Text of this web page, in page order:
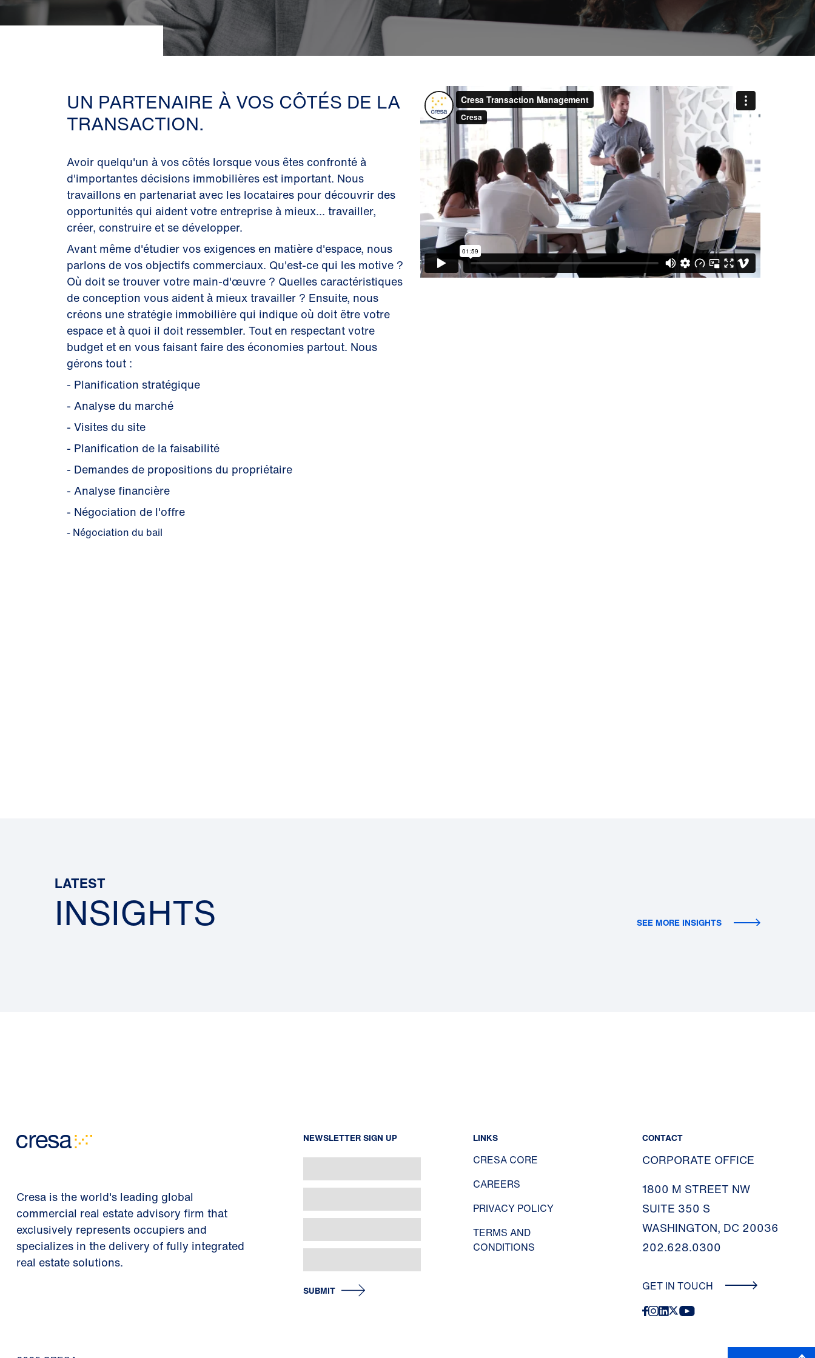
UN PARTENAIRE À VOS CÔTÉS DE LA
TRANSACTION.
Avoir quelqu'un à vos côtés lorsque vous êtes confronté à
d'importantes décisions immobilières est important. Nous
travaillons en partenariat avec les locataires pour découvrir des
opportunités qui aident votre entreprise à mieux... travailler,
créer, construire et se développer.
Avant même d'étudier vos exigences en matière d'espace, nous
parlons de vos objectifs commerciaux. Qu'est-ce qui les motive ?
Où doit se trouver votre main-d'œuvre ? Quelles caractéristiques
de conception vous aident à mieux travailler ? Ensuite, nous
créons une stratégie immobilière qui indique où doit être votre
espace et à quoi il doit ressembler. Tout en respectant votre
budget et en vous faisant faire des économies partout. Nous
gérons tout :
- Planification stratégique
- Analyse du marché
- Visites du site
- Planification de la faisabilité
- Demandes de propositions du propriétaire
- Analyse financière
- Négociation de l'offre
- Négociation du bail
LATEST
INSIGHTS SEE MORE INSIGHTS
Cresa is the world's leading global
commercial real estate advisory firm that
exclusively represents occupiers and
specializes in the delivery of fully integrated
real estate solutions.
NEWSLETTER SIGN UP
SUBMIT
LINKS
CRESA CORE
CAREERS
PRIVACY POLICY
TERMS AND
CONDITIONS
CONTACT
CORPORATE OFFICE
1800 M STREET NW
SUITE 350 S
WASHINGTON, DC 20036
202.628.0300
GET IN TOUCH